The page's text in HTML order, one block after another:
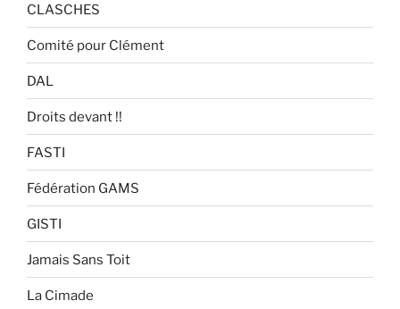
CLASCHES
Comité pour Clément
DAL
Droits devant !!
FASTI
Fédération GAMS
GISTI
Jamais Sans Toit
La Cimade